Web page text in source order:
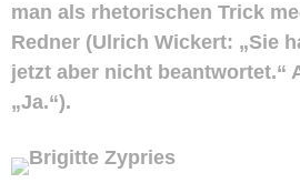
man als rhetorischen Trick
Redner (Ulrich Wickert: „Sie
jetzt aber nicht beantwortet.“
„Ja.“).